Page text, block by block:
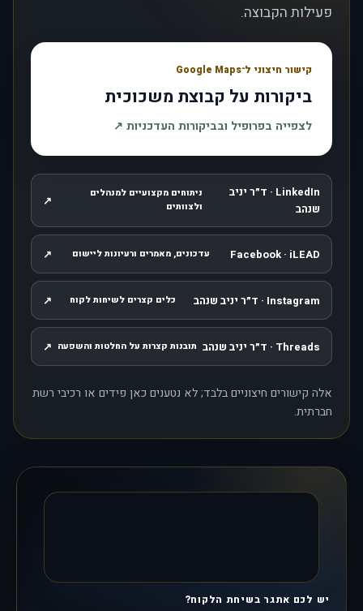
פעילות הקבוצה.
קישור חיצוני ל־Google Maps
ביקורות על קבוצת משכוכית
לצפייה בפרופיל ובביקורות העדכניות ↗
LinkedIn · ד״ר יניב
שנהב
ניתוחים מקצועיים למנהלים
ולצוותים
↗ , נפתח בחלון חדש
Facebook · iLEAD עדכונים, מאמרים ורעיונות ליישום ↗ , נפתח בחלון חדש
Instagram · ד״ר יניב שנהב כלים קצרים לשיחות לקוח ↗ , נפתח בחלון חדש
Threads · ד״ר יניב שנהב תובנות קצרות על החלטות והשפעה ↗ , נפתח בחלון חדש
אלה קישורים חיצוניים בלבד; לא נטענים כאן פידים או רכיבי רשת
חברתית.
יש לכם אתגר בשיחת הלקוח?